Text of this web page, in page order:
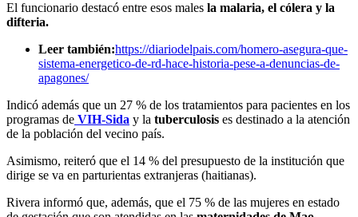
El funcionario destacó entre esos males la malaria, el cólera y la
difteria.
Leer también:https://diariodelpais.com/homero-asegura-que-
sistema-energetico-de-rd-hace-historia-pese-a-denuncias-de-
apagones/
Indicó además que un 27 % de los tratamientos para pacientes en los
programas de VIH-Sida y la tuberculosis es destinado a la atención
de la población del vecino país.
Asimismo, reiteró que el 14 % del presupuesto de la institución que
dirige se va en parturientas extranjeras (haitianas).
Rivera informó que, además, que el 75 % de las mujeres en estado